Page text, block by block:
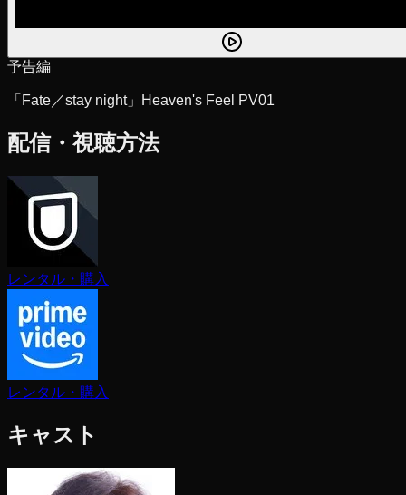
予告編
「Fate／stay night」Heaven's Feel PV01
配信・視聴方法
レンタル・購入
レンタル・購入
キャスト